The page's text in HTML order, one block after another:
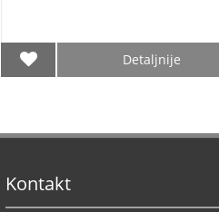
Detaljnije
Kontakt